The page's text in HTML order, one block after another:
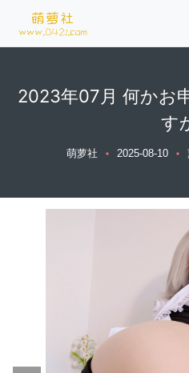
2023年07月 何かお
す
萌萝社 2025-08-10